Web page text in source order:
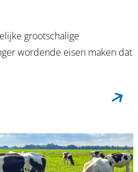
grootschalige
wordende eisen maken dat